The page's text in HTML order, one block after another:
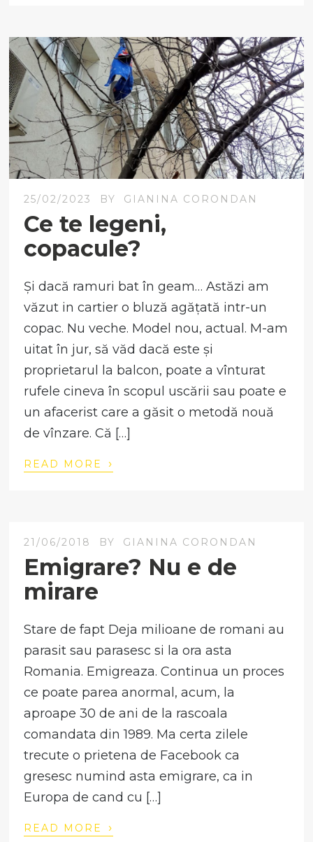
25/02/2023 BY GIANINA CORONDAN
Ce te legeni,
copacule?
Și dacă ramuri bat în geam… Astăzi am
văzut in cartier o bluză agățată intr-un
copac. Nu veche. Model nou, actual. M-am
uitat în jur, să văd dacă este și
proprietarul la balcon, poate a vînturat
rufele cineva în scopul uscării sau poate e
un afacerist care a găsit o metodă nouă
de vînzare. Că […]
READ MORE ›
21/06/2018 BY GIANINA CORONDAN
Emigrare? Nu e de
mirare
Stare de fapt Deja milioane de romani au
parasit sau parasesc si la ora asta
Romania. Emigreaza. Continua un proces
ce poate parea anormal, acum, la
aproape 30 de ani de la rascoala
comandata din 1989. Ma certa zilele
trecute o prietena de Facebook ca
gresesc numind asta emigrare, ca in
Europa de cand cu […]
READ MORE ›